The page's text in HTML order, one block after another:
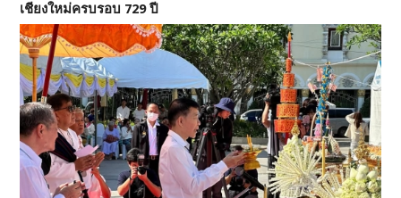
เชียงใหม่ครบรอบ 729 ปี